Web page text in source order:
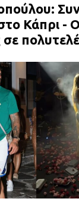
Κάπρι -